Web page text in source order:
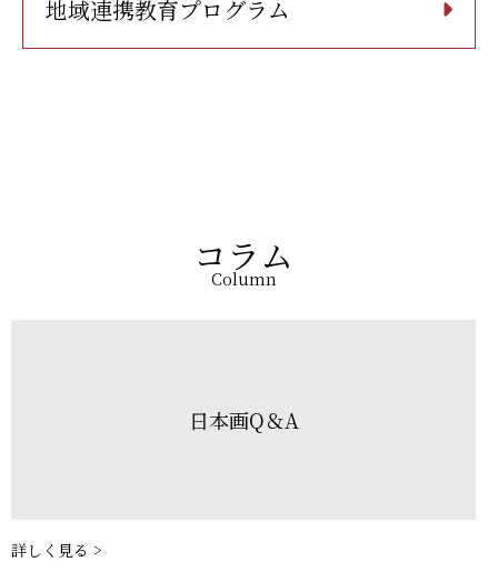
地域連携教育プログラム
コラム
Column
日本画Q＆A
詳しく見る >